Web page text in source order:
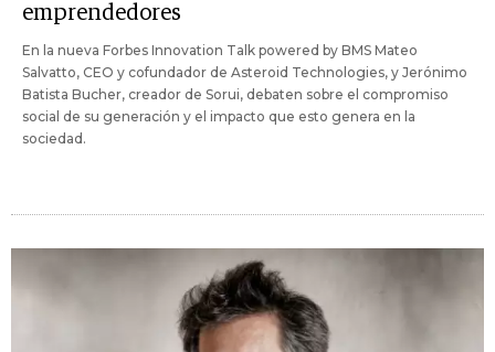
emprendedores
En la nueva Forbes Innovation Talk powered by BMS Mateo
Salvatto, CEO y cofundador de Asteroid Technologies, y Jerónimo
Batista Bucher, creador de Sorui, debaten sobre el compromiso
social de su generación y el impacto que esto genera en la
sociedad.